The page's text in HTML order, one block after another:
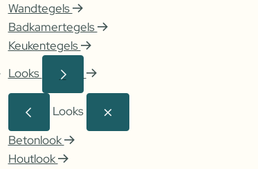
Wandtegels
Badkamertegels
Keukentegels
Looks
Looks
Betonlook
Houtlook